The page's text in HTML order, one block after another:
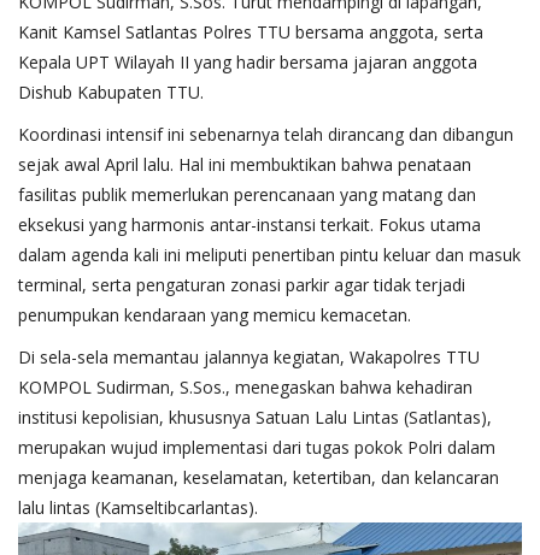
Kanit Kamsel Satlantas Polres TTU bersama anggota, serta
Kepala UPT Wilayah II yang hadir bersama jajaran anggota
Dishub Kabupaten TTU.
​Koordinasi intensif ini sebenarnya telah dirancang dan dibangun
sejak awal April lalu. Hal ini membuktikan bahwa penataan
fasilitas publik memerlukan perencanaan yang matang dan
eksekusi yang harmonis antar-instansi terkait. Fokus utama
dalam agenda kali ini meliputi penertiban pintu keluar dan masuk
terminal, serta pengaturan zonasi parkir agar tidak terjadi
penumpukan kendaraan yang memicu kemacetan.
​Di sela-sela memantau jalannya kegiatan, Wakapolres TTU
KOMPOL Sudirman, S.Sos., menegaskan bahwa kehadiran
institusi kepolisian, khususnya Satuan Lalu Lintas (Satlantas),
merupakan wujud implementasi dari tugas pokok Polri dalam
menjaga keamanan, keselamatan, ketertiban, dan kelancaran
lalu lintas (Kamseltibcarlantas).